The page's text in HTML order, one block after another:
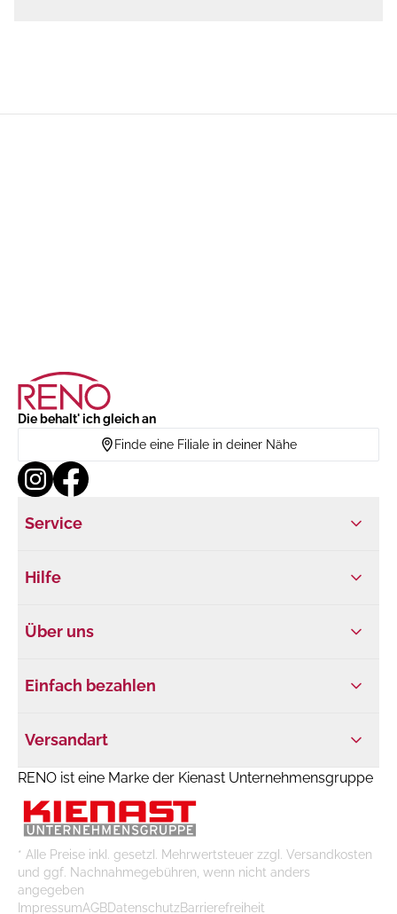
Die behalt' ich gleich an
Finde eine Filiale in deiner Nähe
Service
Hilfe
Über uns
Einfach bezahlen
Versandart
RENO ist eine Marke der Kienast Unternehmensgruppe
* Alle Preise inkl. gesetzl. Mehrwertsteuer zzgl. Versandkosten
und ggf. Nachnahmegebühren, wenn nicht anders
angegeben
ImpressumAGBDatenschutzBarrierefreiheit